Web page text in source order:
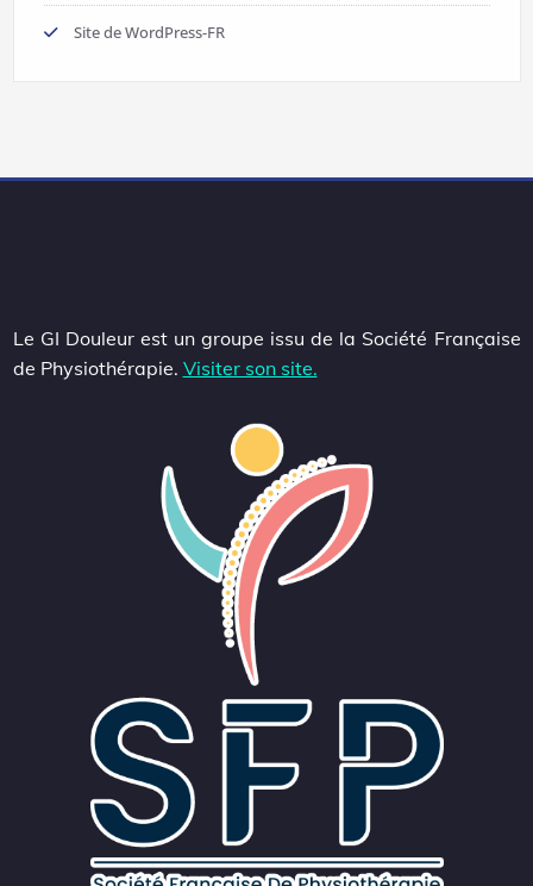
Site de WordPress-FR
Le GI Douleur est un groupe issu de la Société Française
de Physiothérapie. Visiter son site.